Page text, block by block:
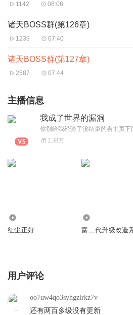
1142 08:06
诸天BOSS群(第126章)
1239 07:40
诸天BOSS群(第127章)
2587 07:44
主播信息
我成了世界的漏洞
你别给我经验了没结束的看主页下
2.38万
红尘正好 富二代升级改造
用户评论
oo7uw4qo3syhgzlrkz7v
还有两百多级没有更新